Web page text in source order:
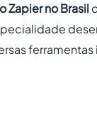
Zapier no Brasil
ferramentas